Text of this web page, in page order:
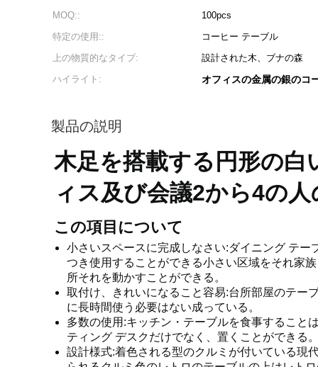
MOQ::
100pcs
特定の使用::
コーヒー テーブル
上の物質的なタイプ:
設計された木、ブナの森
ハイライト:
オフィスの金属の銀のコ
製品の説明
木足を搭載する円形の
ィス及び会議2から4の
この項目について
小さいスペースに完成しなさい:ダイニング テ
つき使用することができる小さい区域をそれ家
所それを動かすことができる。
取付け、きれいになること容易:台所部屋のテー
に長時間使う必要はない成っている。
多数の使用:キッチン・テーブルを食事すること
ティング デスクだけでなく、置くことができる
設計様式:着色される型のクルミが付いている現